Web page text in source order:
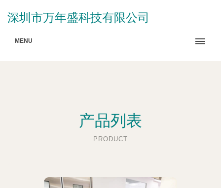
深圳市万年盛科技有限公司
MENU
产品列表
PRODUCT